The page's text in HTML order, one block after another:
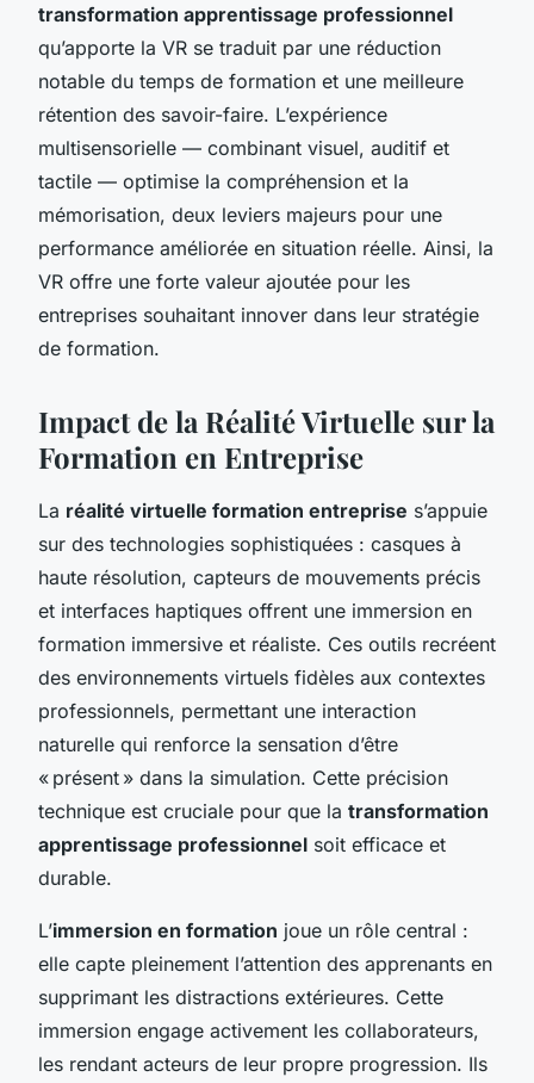
transformation apprentissage professionnel
qu’apporte la VR se traduit par une réduction
notable du temps de formation et une meilleure
rétention des savoir-faire. L’expérience
multisensorielle — combinant visuel, auditif et
tactile — optimise la compréhension et la
mémorisation, deux leviers majeurs pour une
performance améliorée en situation réelle. Ainsi, la
VR offre une forte valeur ajoutée pour les
entreprises souhaitant innover dans leur stratégie
de formation.
Impact de la Réalité Virtuelle sur la
Formation en Entreprise
La réalité virtuelle formation entreprise s’appuie
sur des technologies sophistiquées : casques à
haute résolution, capteurs de mouvements précis
et interfaces haptiques offrent une immersion en
formation immersive et réaliste. Ces outils recréent
des environnements virtuels fidèles aux contextes
professionnels, permettant une interaction
naturelle qui renforce la sensation d’être
« présent » dans la simulation. Cette précision
technique est cruciale pour que la transformation
apprentissage professionnel soit efficace et
durable.
L’immersion en formation joue un rôle central :
elle capte pleinement l’attention des apprenants en
supprimant les distractions extérieures. Cette
immersion engage activement les collaborateurs,
les rendant acteurs de leur propre progression. Ils